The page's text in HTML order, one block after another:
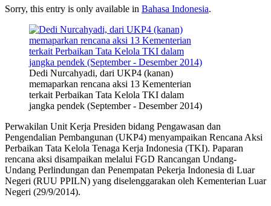
Sorry, this entry is only available in Bahasa Indonesia.
Dedi Nurcahyadi, dari UKP4 (kanan)
memaparkan rencana aksi 13 Kementerian
terkait Perbaikan Tata Kelola TKI dalam
jangka pendek (September - Desember 2014)
Perwakilan Unit Kerja Presiden bidang Pengawasan dan
Pengendalian Pembangunan (UKP4) menyampaikan Rencana Aksi
Perbaikan Tata Kelola Tenaga Kerja Indonesia (TKI). Paparan
rencana aksi disampaikan melalui FGD Rancangan Undang-
Undang Perlindungan dan Penempatan Pekerja Indonesia di Luar
Negeri (RUU PPILN) yang diselenggarakan oleh Kementerian Luar
Negeri (29/9/2014).